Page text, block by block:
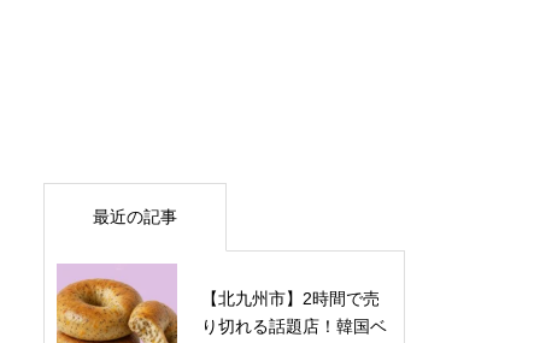
最近の記事
【北九州市】2時間で売
り切れる話題店！韓国ベ